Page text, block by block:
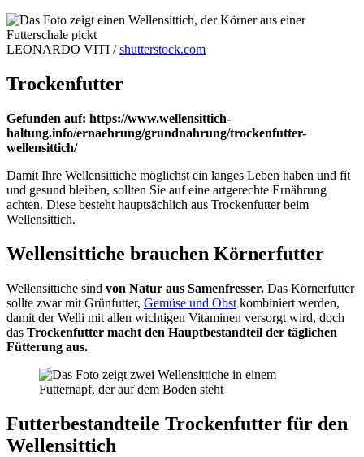
LEONARDO VITI /shutterstock.com
Trockenfutter
Gefunden auf: https://www.wellensittich-
haltung.info/ernaehrung/grundnahrung/trockenfutter-
wellensittich/
Damit Ihre Wellensittiche möglichst ein langes Leben haben und fit
und gesund bleiben, sollten Sie auf eine artgerechte Ernährung
achten. Diese besteht hauptsächlich aus Trockenfutter beim
Wellensittich.
Wellensittiche brauchen Körnerfutter
Wellensittiche sind von Natur aus Samenfresser. Das Körnerfutter
sollte zwar mit Grünfutter, Gemüse und Obst kombiniert werden,
damit der Welli mit allen wichtigen Vitaminen versorgt wird, doch
das Trockenfutter macht den Hauptbestandteil der täglichen
Fütterung aus.
Futterbestandteile Trockenfutter für den
Wellensittich